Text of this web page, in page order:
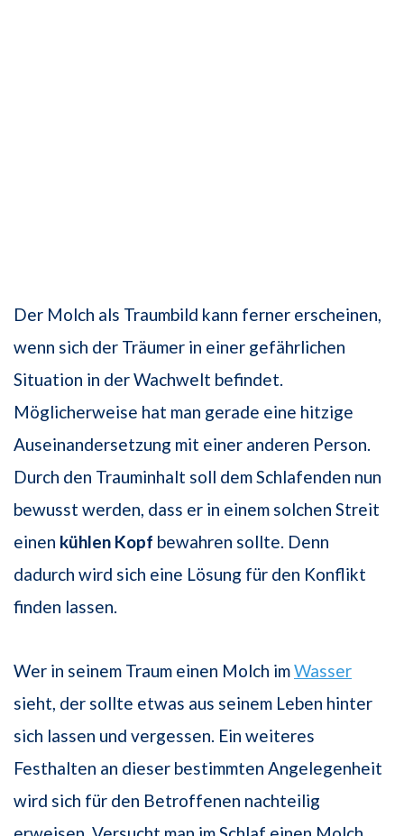
Der Molch als Traumbild kann ferner erscheinen,
wenn sich der Träumer in einer gefährlichen
Situation in der Wachwelt befindet.
Möglicherweise hat man gerade eine hitzige
Auseinandersetzung mit einer anderen Person.
Durch den Trauminhalt soll dem Schlafenden nun
bewusst werden, dass er in einem solchen Streit
einen kühlen Kopf bewahren sollte. Denn
dadurch wird sich eine Lösung für den Konflikt
finden lassen.
Wer in seinem Traum einen Molch imWasser
sieht, der sollte etwas aus seinem Leben hinter
sich lassen und vergessen. Ein weiteres
Festhalten an dieser bestimmten Angelegenheit
wird sich für den Betroffenen nachteilig